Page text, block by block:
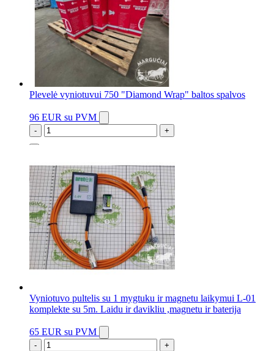
Plevelė vyniotuvui 750 "Diamond Wrap" baltos spalvos
96 EUR su PVM
- +
Vyniotuvo pultelis su 1 mygtuku ir magnetu laikymui L-01
komplekte su 5m. Laidu ir davikliu ,magnetu ir baterija
65 EUR su PVM
- +